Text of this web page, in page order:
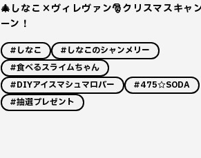
🎄しなこ×ヴィレヴァン🎅クリスマスキャ
ーン！
#しなこ
#しなこのシャンメリー
#食べるスライムちゃん
#DIYアイスマシュマロバー
#475☆SODA
#抽選プレゼント